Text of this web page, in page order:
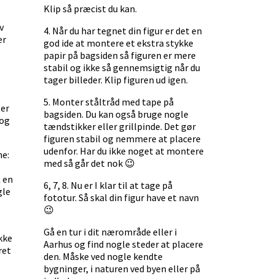
Klip så præcist du kan.
4. Når du har tegnet din figur er det en
god ide at montere et ekstra stykke
papir på bagsiden så figuren er mere
stabil og ikke så gennemsigtig når du
tager billeder. Klip figuren ud igen.
5. Monter ståltråd med tape på
bagsiden. Du kan også bruge nogle
tændstikker eller grillpinde. Det gør
figuren stabil og nemmere at placere
udenfor. Har du ikke noget at montere
med så går det nok 😉
6, 7, 8. Nu er I klar til at tage på
fototur. Så skal din figur have et navn
😉
Gå en tur i dit nærområde eller i
Aarhus og find nogle steder at placere
den. Måske ved nogle kendte
bygninger, i naturen ved byen eller på